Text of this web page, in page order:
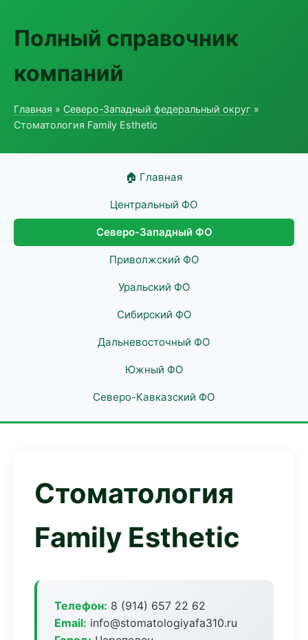
Полный справочник
компаний
Главная » Северо-Западный федеральный округ »
Стоматология Family Esthetic
🏠 Главная
Центральный ФО
Северо-Западный ФО
Приволжский ФО
Уральский ФО
Сибирский ФО
Дальневосточный ФО
Южный ФО
Северо-Кавказский ФО
Стоматология
Family Esthetic
Телефон: 8 (914) 657 22 62
Email: info@stomatologiyafa310.ru